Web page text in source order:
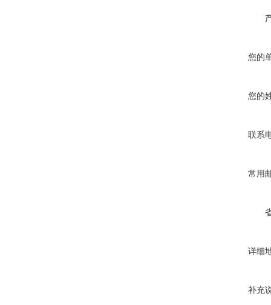
您的
您的
联系
常用
详细
补充